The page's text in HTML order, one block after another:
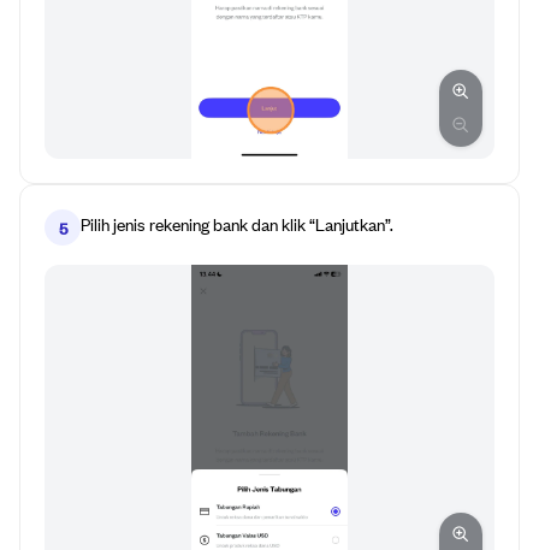
5 Pilih jenis rekening bank dan klik “Lanjutkan”.